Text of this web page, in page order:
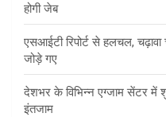
होगी जेब
एसआईटी रिपोर्ट से हलचल, चढ़ावा
जोड़े गए
देशभर के विभिन्न एग्जाम सेंटर में
इंतजाम